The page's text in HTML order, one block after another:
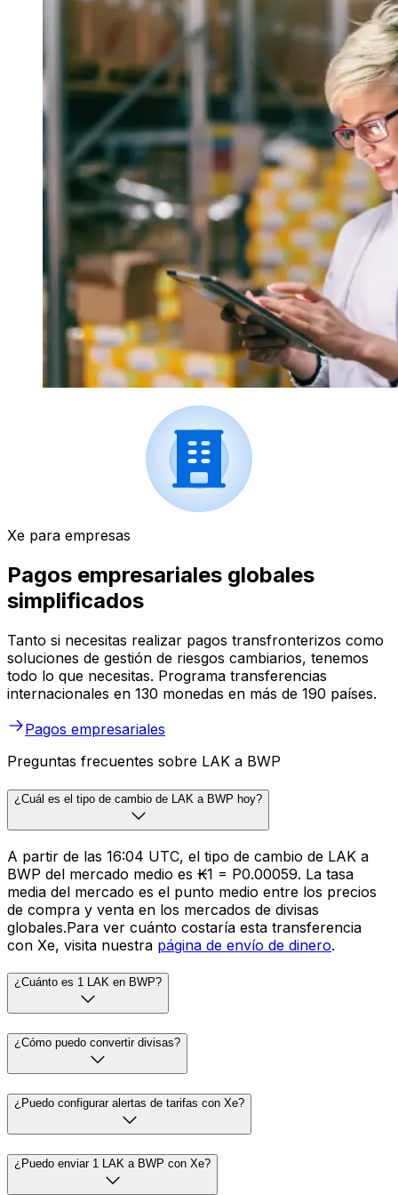
Xe para empresas
Pagos empresariales globales
simplificados
Tanto si necesitas realizar pagos transfronterizos como
soluciones de gestión de riesgos cambiarios, tenemos
todo lo que necesitas. Programa transferencias
internacionales en 130 monedas en más de 190 países.
Pagos empresariales
Preguntas frecuentes sobre LAK a BWP
¿Cuál es el tipo de cambio de LAK a BWP hoy?
A partir de las 16:04 UTC, el tipo de cambio de LAK a
BWP del mercado medio es ₭1 = P0.00059. La tasa
media del mercado es el punto medio entre los precios
de compra y venta en los mercados de divisas
globales.Para ver cuánto costaría esta transferencia
con Xe, visita nuestra página de envío de dinero.
¿Cuánto es 1 LAK en BWP?
¿Cómo puedo convertir divisas?
¿Puedo configurar alertas de tarifas con Xe?
¿Puedo enviar 1 LAK a BWP con Xe?